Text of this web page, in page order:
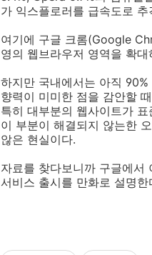
가 익스플로러를 급속도로
여기에 구글 크롬(Google
영의 웹브라우저 영역을 확
하지만 국내에서는 아직
향력이 미미한 점을 감안할
특히 대부분의 웹사이트가
이 부분이 해결되지 않는한
않은 현실이다.
자료를 찾다보니까 구글에서
서비스 출시를 만화로 설명